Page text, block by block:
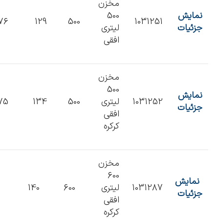
نمایش
جزئیات
1031251
مخزن
500
لیتری
افقی
500
129
نمایش
جزئیات
1031252
مخزن
500
لیتری
افقی
کرکره
500
134
نمایش
جزئیات
1031287
مخزن
600
لیتری
افقی
کرکره‌
600
140